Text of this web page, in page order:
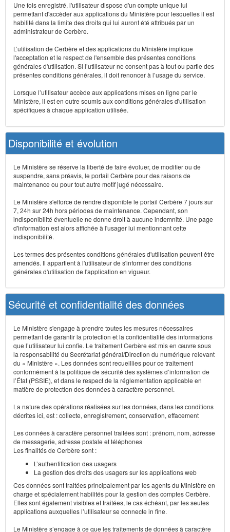
Une fois enregistré, l'utilisateur dispose d'un compte unique lui
permettant d'accèder aux applications du Ministère pour lesquelles il est
habilité dans la limite des droits qui lui auront été attribués par un
administrateur de Cerbère.
L’utilisation de Cerbère et des applications du Ministère implique
l'acceptation et le respect de l'ensemble des présentes conditions
générales d'utilisation. Si l’utilisateur ne consent pas à tout ou partie des
présentes conditions générales, il doit renoncer à l’usage du service.
Lorsque l’utilisateur accède aux applications mises en ligne par le
Ministère, il est en outre soumis aux conditions générales d'utilisation
spécifiques à chaque application utilisée.
Disponibilité et évolution
Le Ministère se réserve la liberté de faire évoluer, de modifier ou de
suspendre, sans préavis, le portail Cerbère pour des raisons de
maintenance ou pour tout autre motif jugé nécessaire.
Le Ministère s'efforce de rendre disponible le portail Cerbère 7 jours sur
7, 24h sur 24h hors périodes de maintenance. Cependant, son
indisponibilité éventuelle ne donne droit à aucune indemnité. Une page
d'information est alors affichée à l'usager lui mentionnant cette
indisponibilité.
Les termes des présentes conditions générales d'utilisation peuvent être
amendés. Il appartient à l'utilisateur de s'informer des conditions
générales d'utilisation de l'application en vigueur.
Sécurité et confidentialité des données
Le Ministère s'engage à prendre toutes les mesures nécessaires
permettant de garantir la protection et la confidentialité des informations
que l’utilisateur lui confie. Le traitement Cerbère est mis en œuvre sous
la responsabilité du Secrétariat général/Direction du numérique relevant
du « Ministère ». Les données sont recueillies pour ce traitement
conformément à la politique de sécurité des systèmes d’information de
l’État (PSSIE), et dans le respect de la réglementation applicable en
matière de protection des données à caractère personnel.
La nature des opérations réalisées sur les données, dans les conditions
décrites ici, est : collecte, enregistrement, conservation, effacement
Les données à caractère personnel traitées sont : prénom, nom, adresse
de messagerie, adresse postale et téléphones
Les finalités de Cerbère sont :
L’authentification des usagers
La gestion des droits des usagers sur les applications web
Ces données sont traitées principalement par les agents du Ministère en
charge et spécialement habilités pour la gestion des comptes Cerbère.
Elles sont également visibles et traitées, le cas échéant, par les seules
applications auxquelles l’utilisateur se connecte in fine.
Le Ministère s’engage à ce que les traitements de données à caractère